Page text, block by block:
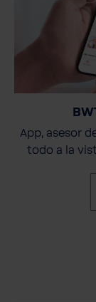
App, asesor
todo a la